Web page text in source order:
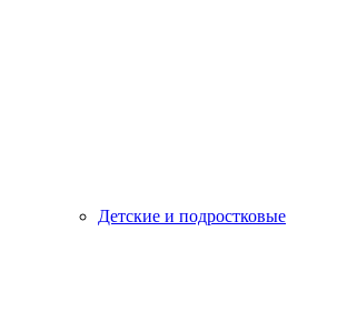
Детские и подростковые